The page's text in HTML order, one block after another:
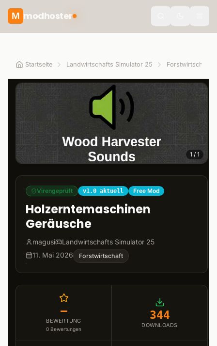
M modhoster
Startseite Landwirtschafts Simulator 25 Forstwirtschaft
1 / 1
Virengeprüft v1.0 aktuell Free Mod
Holzerntemaschinen
Geräusche
magusi
Landwirtschafts Simulator 25
11. Mai 2026
Forstwirtschaft
–
BEWERTUNG
0 Bewertungen
344
DOWNLOADS